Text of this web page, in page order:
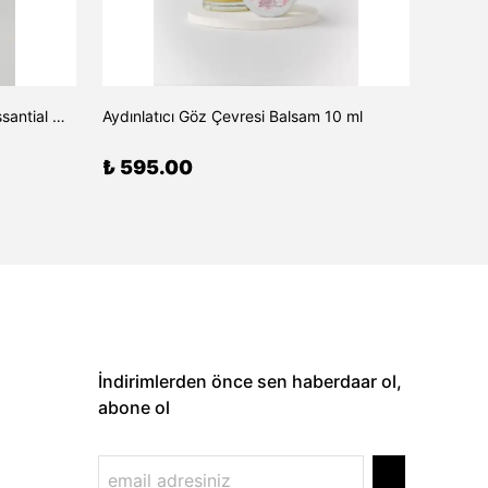
Anti Acne Serum/Spot Control Essantial Mix 10 ml Aydınlatıcı Göz Çevresi Balsam 10 ml
₺ 595.00
İndirimlerden önce sen haberdaar ol,
abone ol